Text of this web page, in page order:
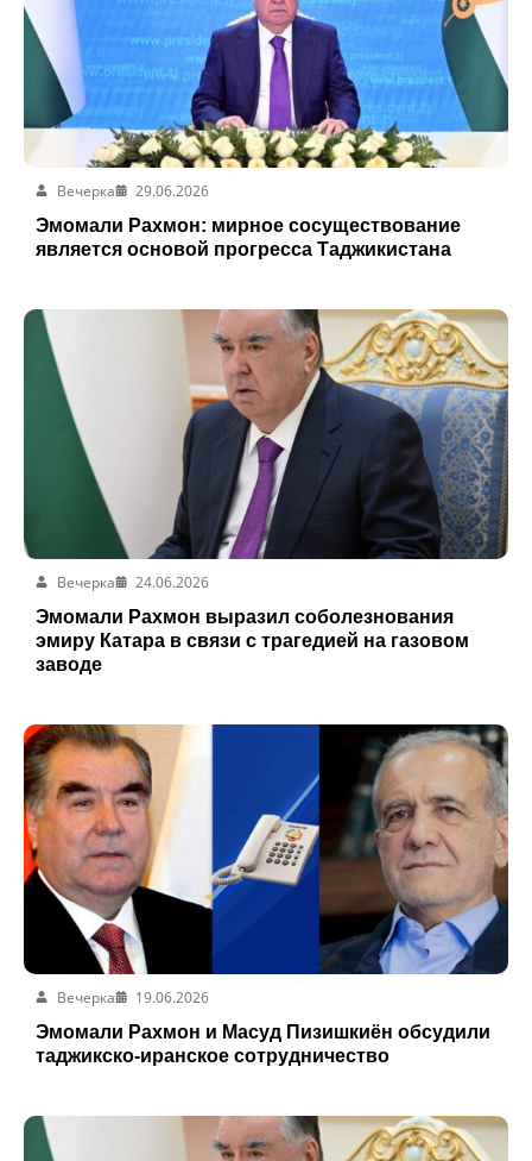
Вечерка
29.06.2026
Эмомали Рахмон: мирное сосуществование
является основой прогресса Таджикистана
Вечерка
24.06.2026
Эмомали Рахмон выразил соболезнования
эмиру Катара в связи с трагедией на газовом
заводе
Вечерка
19.06.2026
Эмомали Рахмон и Масуд Пизишкиён обсудили
таджикско-иранское сотрудничество